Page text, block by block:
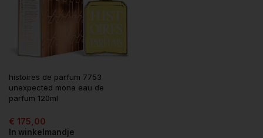
histoires de parfum 7753
unexpected mona eau de
parfum 120ml
€ 175,00
In winkelmandje